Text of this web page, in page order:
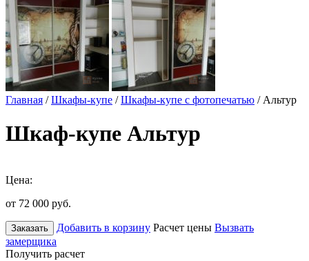
Главная /Шкафы-купе /Шкафы-купе с фотопечатью / Альтур
Шкаф-купе Альтур
Цена:
от 72 000 руб.
Заказать Добавить в корзину Расчет цены Вызвать
замерщика
Получить расчет